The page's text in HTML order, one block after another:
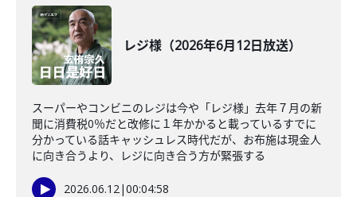
レジ様（2026年6月12日放送）
スーパーやコンビニのレジは今や「レジ様」去年７月の新
聞に消費税0％だと改修に１年かかると載っているすでに
分かっている話キャッシュレス時代だが、お布施は現金人
に向き合うより、レジに向き合う方が緊張する
2026.06.12|00:04:58